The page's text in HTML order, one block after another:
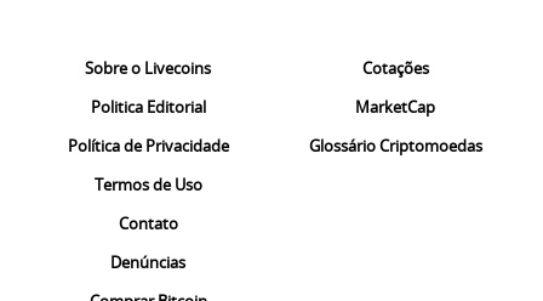
Sobre o Livecoins
Politica Editorial
Política de Privacidade
Termos de Uso
Contato
Denúncias
Cotações
MarketCap
Glossário Criptomoedas